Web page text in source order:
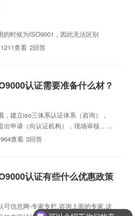
的时候为ISO9001，因此无法区别
1211查看 2回答
认证需要准备什么材？
，建立iso三体系认证体系（咨询），
出申请（向认证机构），现场审核，不
出证书
964查看 3回答
认证有些什么优惠政策
可信息网-专家专栏,咨询上面的专家,这